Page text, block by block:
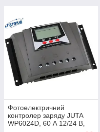
Фотоелектричний
контролер заряду JUTA
WP6024D, 60 А 12/24 В,